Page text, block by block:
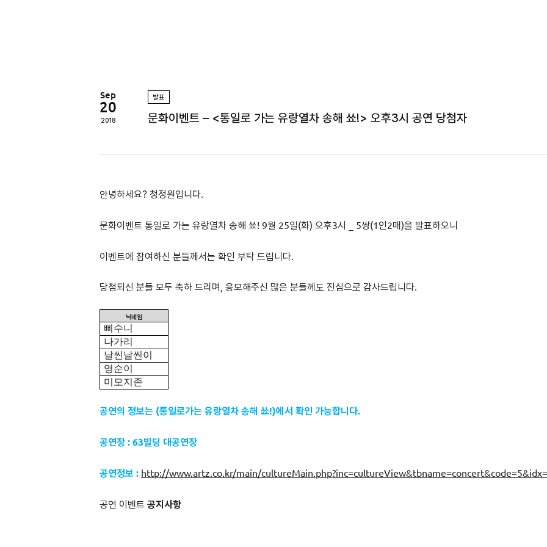
Sep
20
2018
발표
문화이벤트 – <통일로 가는 유랑열차 송해 쑈!> 오후3시 공연 당첨자
안녕하세요? 청정원입니다.
문화이벤트통일로 가는 유랑열차 송해 쑈! 9월 25일(화) 오후3시 _ 5쌍(1인2매)을 발표하오니
이벤트에 참여하신 분들께서는 확인 부탁 드립니다.
당첨되신 분들 모두 축하 드리며, 응모해주신 많은 분들께도 진심으로 감사드립니다.
닉네임
삐수니
나가리
날씬날씬이
영순이
미모지존
공연의 정보는 (통일로가는 유랑열차 송해 쑈!)에서 확인 가능합니다.
공연장 : 63빌딩 대공연장
공연정보 : http://www.artz.co.kr/main/
공연 이벤트공지사항